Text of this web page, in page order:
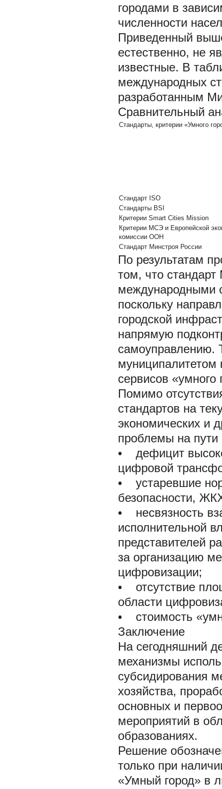
городами в
численности
Приведенный
естественно, не
известные. В
международных
разработанным
Сравнительный
Стандарты, критерии «Умного
Стандарт ISO
Стандарты BSI
Критерии Smart Cities Mission
Критерии МСЭ и Европейской
комиссии ООН
Стандарт Минстроя России
По результатам
том, что
международными
поскольку
городской
напрямую
самоуправлению.
муниципалитетом
сервисов «умного
Помимо
стандартов на
экономических и
проблемы на
•
дефицит
цифровой
•
устаревшие
безопасности,
•
несвязность
исполнительной
представителей
за организацию
цифровизации;
•
отсутствие
области
•
стоимость
Заключение
На сегодняшний
механизмы
субсидирования
хозяйства,
основных и
мероприятий в
образованиях.
Решение
только при
«Умный город» в